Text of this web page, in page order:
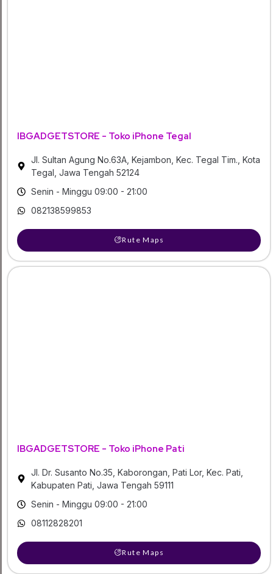
IBGADGETSTORE - Toko iPhone Tegal
Jl. Sultan Agung No.63A, Kejambon, Kec. Tegal Tim., Kota
Tegal, Jawa Tengah 52124
Senin - Minggu 09:00 - 21:00
082138599853
Rute Maps
IBGADGETSTORE - Toko iPhone Pati
Jl. Dr. Susanto No.35, Kaborongan, Pati Lor, Kec. Pati,
Kabupaten Pati, Jawa Tengah 59111
Senin - Minggu 09:00 - 21:00
08112828201
Rute Maps